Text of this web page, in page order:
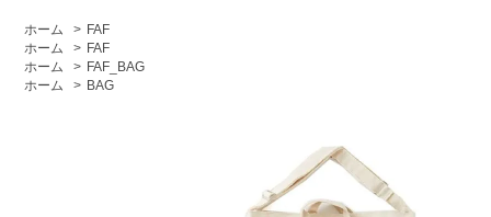
ホーム > FAF
ホーム
> FAF
ホーム
> FAF_BAG
ホーム
> BAG